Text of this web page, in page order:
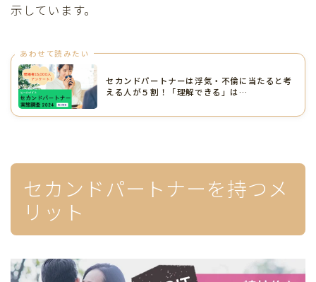
示しています。
あわせて読みたい
セカンドパートナーは浮気・不倫に当たると考
える人が５割！「理解できる」は…
セカンドパートナーを持つメ
リット